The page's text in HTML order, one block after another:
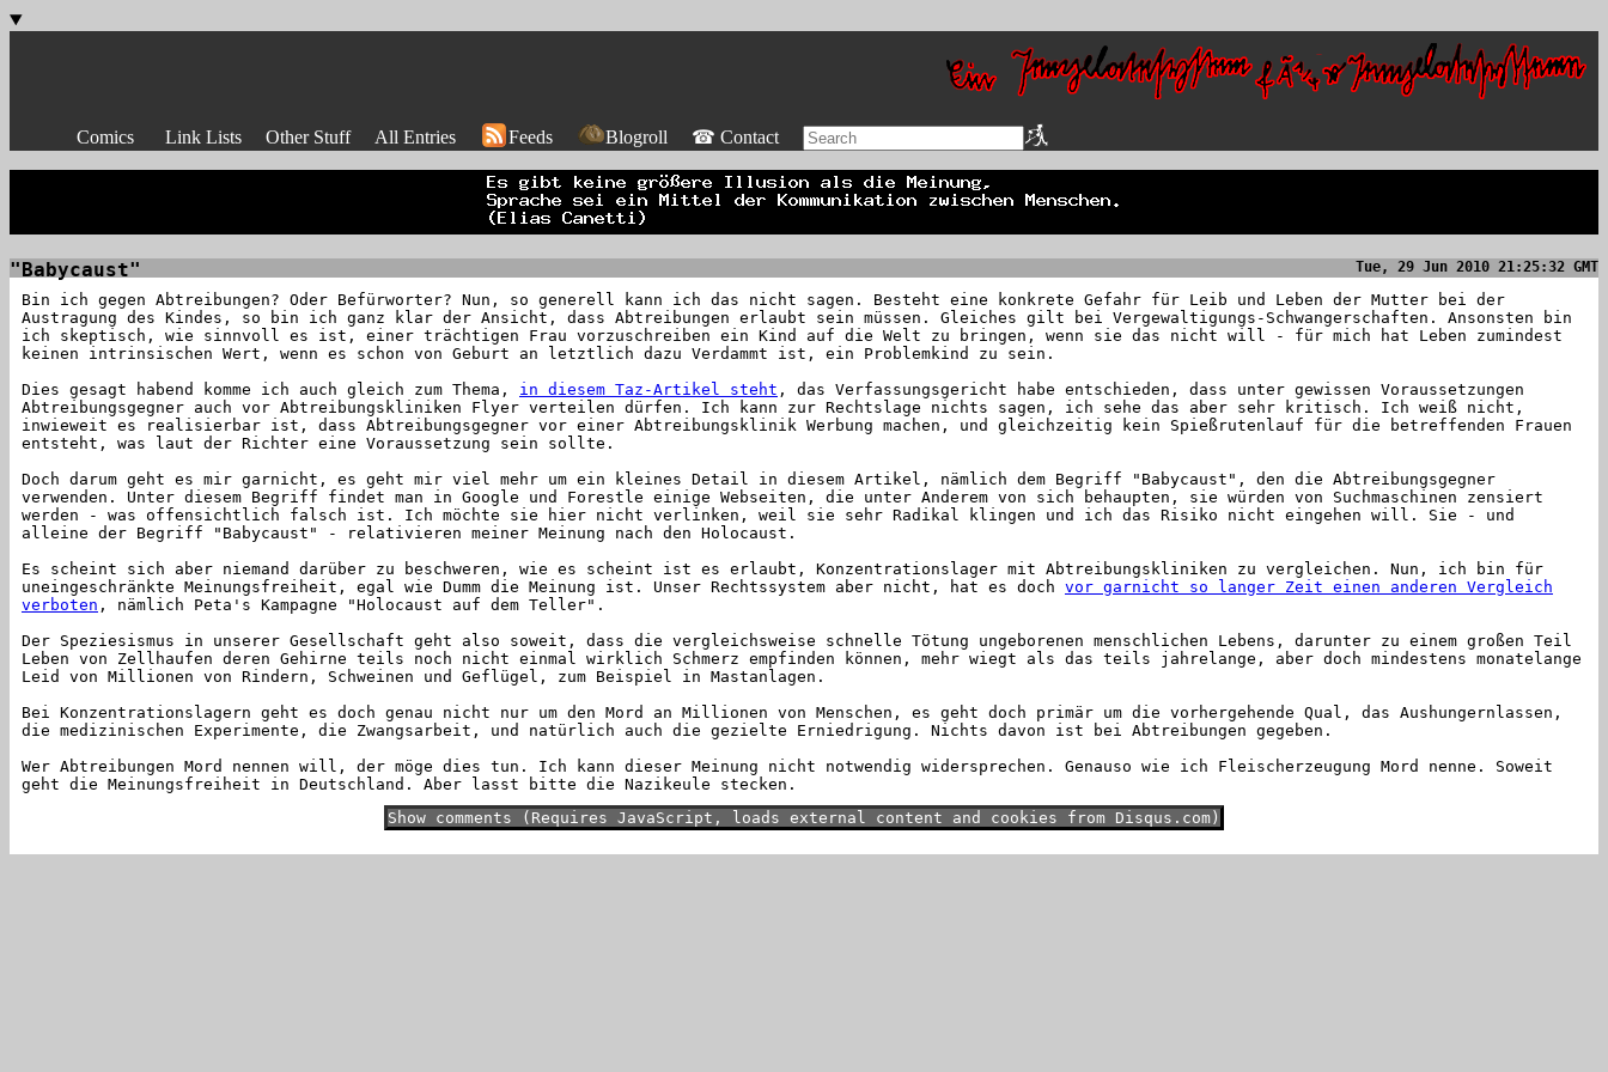
Comics Link Lists Other Stuff All Entries Feeds Blogroll ☎ Contact
"Babycaust" Tue, 29 Jun 2010 21:25:32 GMT
Bin ich gegen Abtreibungen? Oder Befürworter? Nun, so generell kann ich das nicht sagen. Besteht eine konkrete Gefahr für Leib und Leben der Mutter bei der
Austragung des Kindes, so bin ich ganz klar der Ansicht, dass Abtreibungen erlaubt sein müssen. Gleiches gilt bei Vergewaltigungs-Schwangerschaften. Ansonsten bin
ich skeptisch, wie sinnvoll es ist, einer trächtigen Frau vorzuschreiben ein Kind auf die Welt zu bringen, wenn sie das nicht will - für mich hat Leben zumindest
keinen intrinsischen Wert, wenn es schon von Geburt an letztlich dazu Verdammt ist, ein Problemkind zu sein.
Dies gesagt habend komme ich auch gleich zum Thema, in diesem Taz-Artikel steht , das Verfassungsgericht habe entschieden, dass unter gewissen Voraussetzungen
Abtreibungsgegner auch vor Abtreibungskliniken Flyer verteilen dürfen. Ich kann zur Rechtslage nichts sagen, ich sehe das aber sehr kritisch. Ich weiß nicht,
inwieweit es realisierbar ist, dass Abtreibungsgegner vor einer Abtreibungsklinik Werbung machen, und gleichzeitig kein Spießrutenlauf für die betreffenden Frauen
entsteht, was laut der Richter eine Voraussetzung sein sollte.
Doch darum geht es mir garnicht, es geht mir viel mehr um ein kleines Detail in diesem Artikel, nämlich dem Begriff "Babycaust", den die Abtreibungsgegner
verwenden. Unter diesem Begriff findet man in Google und Forestle einige Webseiten, die unter Anderem von sich behaupten, sie würden von Suchmaschinen zensiert
werden - was offensichtlich falsch ist. Ich möchte sie hier nicht verlinken, weil sie sehr Radikal klingen und ich das Risiko nicht eingehen will. Sie - und
alleine der Begriff "Babycaust" - relativieren meiner Meinung nach den Holocaust.
Es scheint sich aber niemand darüber zu beschweren, wie es scheint ist es erlaubt, Konzentrationslager mit Abtreibungskliniken zu vergleichen. Nun, ich bin für
uneingeschränkte Meinungsfreiheit, egal wie Dumm die Meinung ist. Unser Rechtssystem aber nicht, hat es doch vor garnicht so langer Zeit einen anderen Vergleich
verboten , nämlich Peta's Kampagne "Holocaust auf dem Teller".
Der Speziesismus in unserer Gesellschaft geht also soweit, dass die vergleichsweise schnelle Tötung ungeborenen menschlichen Lebens, darunter zu einem großen Teil
Leben von Zellhaufen deren Gehirne teils noch nicht einmal wirklich Schmerz empfinden können, mehr wiegt als das teils jahrelange, aber doch mindestens monatelange
Leid von Millionen von Rindern, Schweinen und Geflügel, zum Beispiel in Mastanlagen.
Bei Konzentrationslagern geht es doch genau nicht nur um den Mord an Millionen von Menschen, es geht doch primär um die vorhergehende Qual, das Aushungernlassen,
die medizinischen Experimente, die Zwangsarbeit, und natürlich auch die gezielte Erniedrigung. Nichts davon ist bei Abtreibungen gegeben.
Wer Abtreibungen Mord nennen will, der möge dies tun. Ich kann dieser Meinung nicht notwendig widersprechen. Genauso wie ich Fleischerzeugung Mord nenne. Soweit
geht die Meinungsfreiheit in Deutschland. Aber lasst bitte die Nazikeule stecken.
Show comments (Requires JavaScript, loads external content and cookies from Disqus.com)